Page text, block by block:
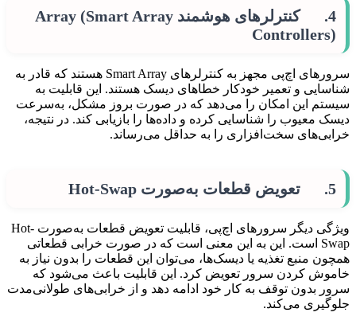
4. کنترلرهای هوشمند Array (Smart Array
Controllers)
سرورهای اچ‌پی مجهز به کنترلرهای Smart Array هستند که قادر به
شناسایی و تعمیر خودکار خطاهای دیسک هستند. این قابلیت به
سیستم این امکان را می‌دهد که در صورت بروز مشکل، به‌سرعت
دیسک معیوب را شناسایی کرده و داده‌ها را بازیابی کند. در نتیجه،
خرابی‌های سخت‌افزاری را به حداقل می‌رساند.
5. تعویض قطعات به‌صورت Hot-Swap
ویژگی دیگر سرورهای اچ‌پی، قابلیت تعویض قطعات به‌صورت Hot-
Swap است. این به این معنی است که در صورت خرابی قطعاتی
همچون منبع تغذیه یا دیسک‌ها، می‌توان این قطعات را بدون نیاز به
خاموش کردن سرور تعویض کرد. این قابلیت باعث می‌شود که
سرور بدون توقف به کار خود ادامه دهد و از خرابی‌های طولانی‌مدت
جلوگیری می‌کند.